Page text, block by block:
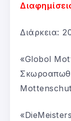
Διάρκεια:
«Globol